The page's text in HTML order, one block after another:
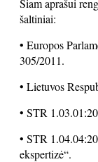
šaltiniai:
• Europos
305/2011.
• Lietuvos
• STR
• STR
ekspertizė“.